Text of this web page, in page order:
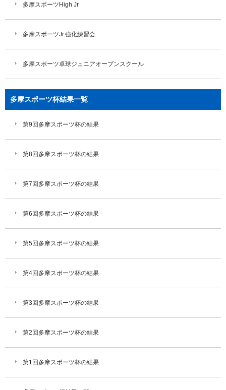
多摩スポーツHigh Jr
多摩スポーツJr.強化練習会
多摩スポーツ卓球ジュニアオープンスクール
多摩スポーツ杯結果一覧
第9回多摩スポーツ杯の結果
第8回多摩スポーツ杯の結果
第7回多摩スポーツ杯の結果
第6回多摩スポーツ杯の結果
第5回多摩スポーツ杯の結果
第4回多摩スポーツ杯の結果
第3回多摩スポーツ杯の結果
第2回多摩スポーツ杯の結果
第1回多摩スポーツ杯の結果